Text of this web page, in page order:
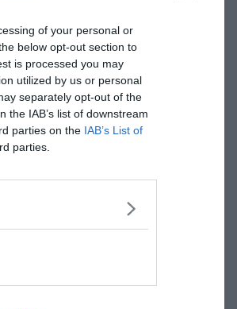
of your personal or
below opt-out section to
is processed you may
utilized by us or personal
separately opt-out of the
IAB’s list of downstream
parties on the IAB’s List of
parties.
sabato 3